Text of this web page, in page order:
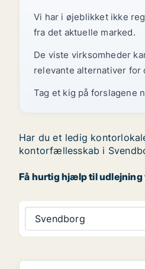
Vi har i øjeblikket ikke
fra det aktuelle marked.
De viste virksomheder
relevante alternativer for
Tag et kig på forslagene
Har du et ledig
kontorfællesskab i
Få hurtig hjælp til udlejning
Svendborg